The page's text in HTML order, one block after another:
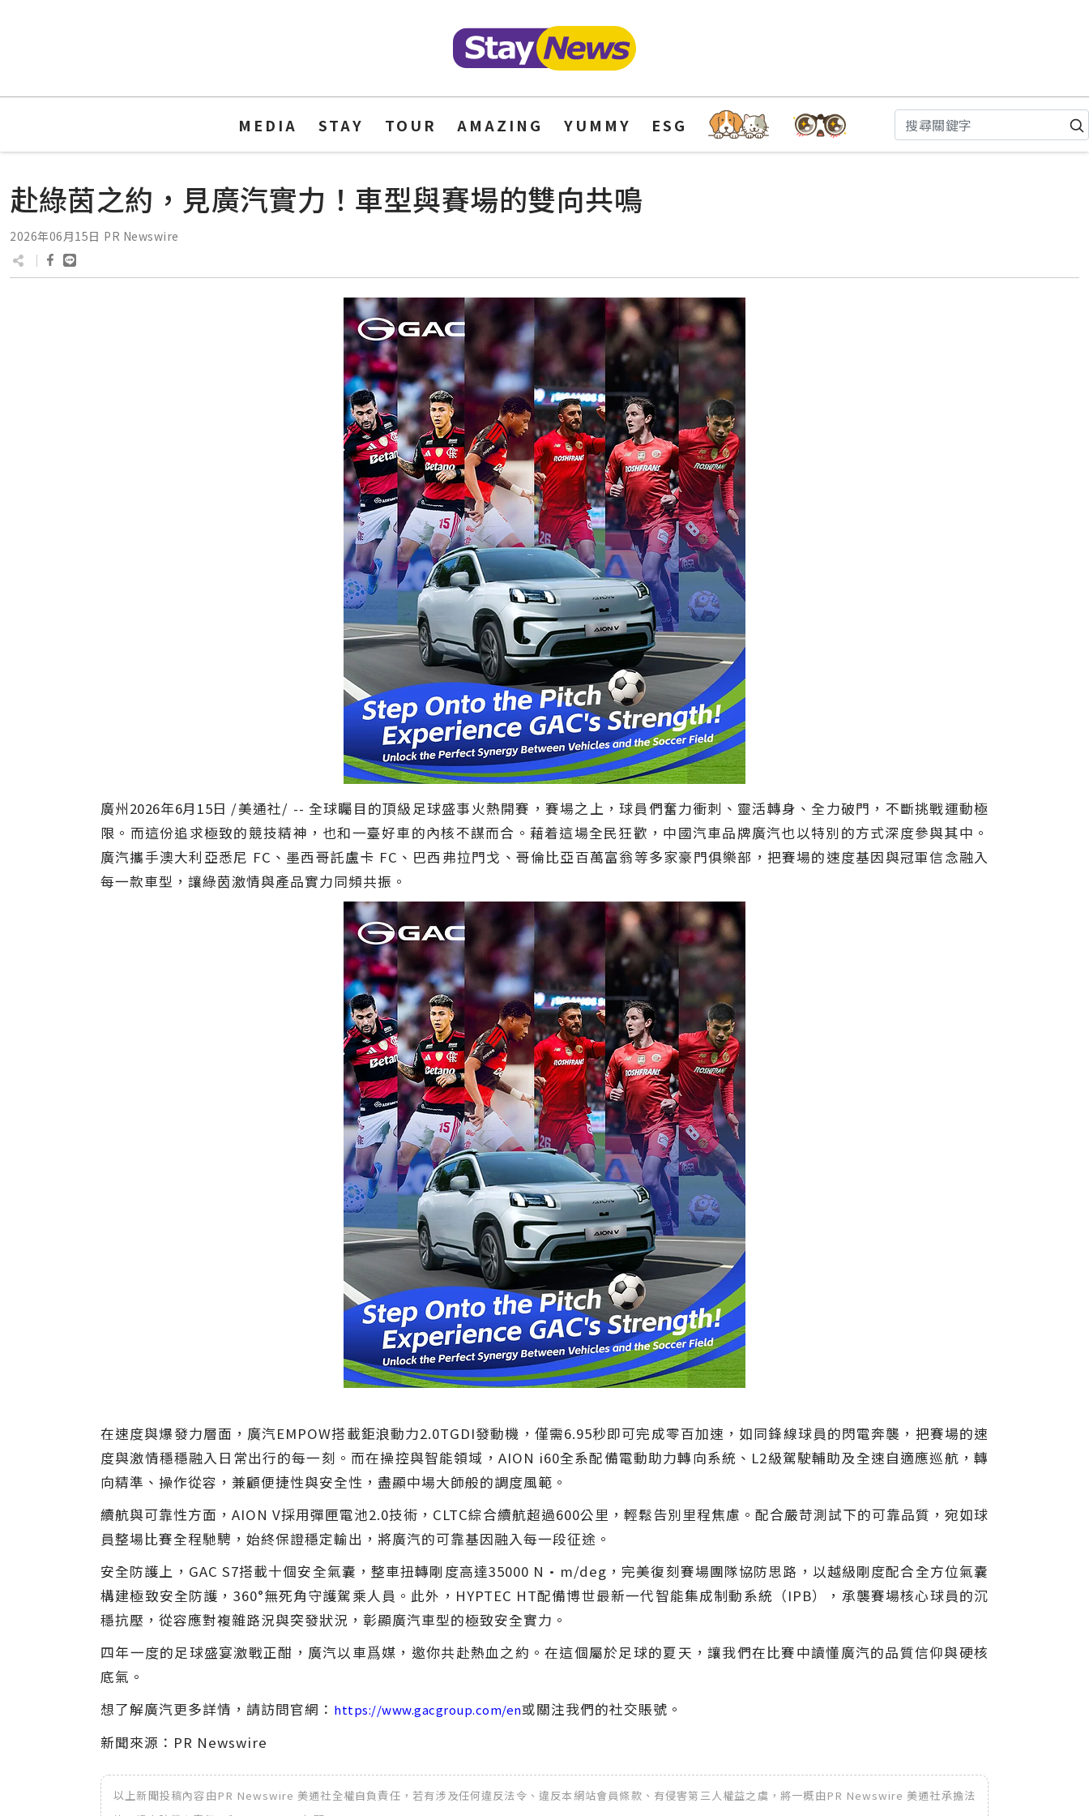
MEDIA STAY TOUR AMAZING YUMMY ESG
赴綠茵之約，見廣汽實力！車型與賽場的雙向共鳴
2026年06月15日 PR Newswire
廣州2026年6月15日 /美通社/ -- 全球矚目的頂級足球盛事火熱開賽，賽場之上，球員們奮力衝刺、靈活轉身、全力破門，不斷挑戰運動極
限。而這份追求極致的競技精神，也和一臺好車的內核不謀而合。藉着這場全民狂歡，中國汽車品牌廣汽也以特別的方式深度參與其中。
廣汽攜手澳大利亞悉尼 FC、墨西哥託盧卡 FC、巴西弗拉門戈、哥倫比亞百萬富翁等多家豪門俱樂部，把賽場的速度基因與冠軍信念融入
每一款車型，讓綠茵激情與產品實力同頻共振。
在速度與爆發力層面，廣汽EMPOW搭載鉅浪動力2.0TGDI發動機，僅需6.95秒即可完成零百加速，如同鋒線球員的閃電奔襲，把賽場的速
度與激情穩穩融入日常出行的每一刻。而在操控與智能領域，AION i60全系配備電動助力轉向系統、L2級駕駛輔助及全速自適應巡航，轉
向精準、操作從容，兼顧便捷性與安全性，盡顯中場大師般的調度風範。
續航與可靠性方面，AION V採用彈匣電池2.0技術，CLTC綜合續航超過600公里，輕鬆告別里程焦慮。配合嚴苛測試下的可靠品質，宛如球
員整場比賽全程馳騁，始終保證穩定輸出，將廣汽的可靠基因融入每一段征途。
安全防護上，GAC S7搭載十個安全氣囊，整車扭轉剛度高達35000 N•m/deg，完美復刻賽場團隊協防思路，以越級剛度配合全方位氣囊
構建極致安全防護，360°無死角守護駕乘人員。此外，HYPTEC HT配備博世最新一代智能集成制動系統（IPB），承襲賽場核心球員的沉
穩抗壓，從容應對複雜路況與突發狀況，彰顯廣汽車型的極致安全實力。
四年一度的足球盛宴激戰正酣，廣汽以車爲媒，邀你共赴熱血之約。在這個屬於足球的夏天，讓我們在比賽中讀懂廣汽的品質信仰與硬核
底氣。
想了解廣汽更多詳情，請訪問官網： https://www.gacgroup.com/en或關注我們的社交賬號。
新聞來源：PR Newswire
以上新聞投稿內容由PR Newswire 美通社全權自負責任，若有涉及任何違反法令、違反本網站會員條款、有侵害第三人權益之虞，將一概由PR Newswire 美通社承擔法